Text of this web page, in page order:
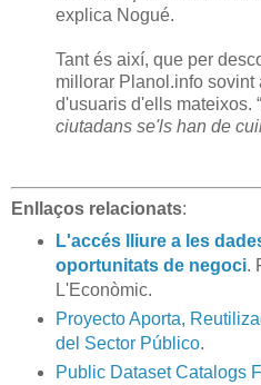
explica Nogué.
Tant és així, que per
millorar Planol.info sovint
d'usuaris d'ells mateixos. “
ciutadans se'ls han de
Enllaços relacionats:
L'accés lliure a les
oportunitats de negoci.
L'Econòmic.
Proyecto Aporta,
del Sector Público.
Public Dataset Catalogs